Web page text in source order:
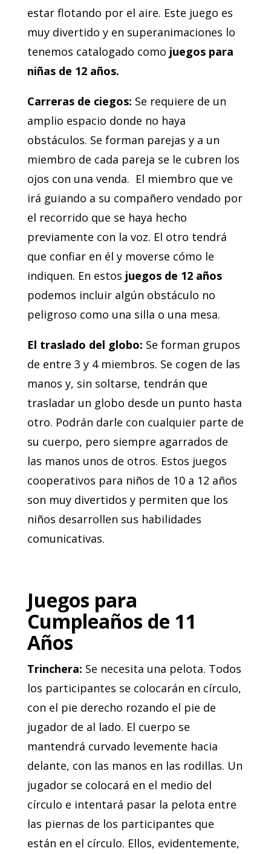
estar flotando por el aire. Este juego es
muy divertido y en superanimaciones lo
tenemos catalogado como juegos para
niñas de 12 años.
Carreras de ciegos: Se requiere de un
amplio espacio donde no haya
obstáculos. Se forman parejas y a un
miembro de cada pareja se le cubren los
ojos con una venda. El miembro que ve
irá guiando a su compañero vendado por
el recorrido que se haya hecho
previamente con la voz. El otro tendrá
que confiar en él y moverse cómo le
indiquen. En estos juegos de 12 años
podemos incluir algún obstáculo no
peligroso como una silla o una mesa.
El traslado del globo: Se forman grupos
de entre 3 y 4 miembros. Se cogen de las
manos y, sin soltarse, tendrán que
trasladar un globo desde un punto hasta
otro. Podrán darle con cualquier parte de
su cuerpo, pero siempre agarrados de
las manos unos de otros. Estos juegos
cooperativos para niños de 10 a 12 años
son muy divertidos y permiten que los
niños desarrollen sus habilidades
comunicativas.
Juegos para
Cumpleaños de 11
Años
Trinchera: Se necesita una pelota. Todos
los participantes se colocarán en círculo,
con el pie derecho rozando el pie de
jugador de al lado. El cuerpo se
mantendrá curvado levemente hacia
delante, con las manos en las rodillas. Un
jugador se colocará en el medio del
círculo e intentará pasar la pelota entre
las piernas de los participantes que
están en el círculo. Ellos, evidentemente,